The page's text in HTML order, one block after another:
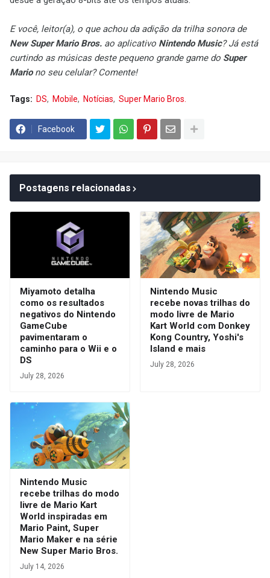
E você, leitor(a), o que achou da adição da trilha sonora de
New Super Mario Bros. ao aplicativo Nintendo Music? Já está
curtindo as músicas deste pequeno grande game do Super
Mariono seu celular? Comente!
Tags: DS Mobile Notícias Super Mario Bros.
Facebook
Postagens relacionadas
Miyamoto detalha
como os resultados
negativos do Nintendo
GameCube
pavimentaram o
caminho para o Wii e o
DS
July 28, 2026
Nintendo Music
recebe novas trilhas do
modo livre de Mario
Kart World com Donkey
Kong Country, Yoshi's
Island e mais
July 28, 2026
Nintendo Music
recebe trilhas do modo
livre de Mario Kart
World inspiradas em
Mario Paint, Super
Mario Maker e na série
New Super Mario Bros.
July 14, 2026